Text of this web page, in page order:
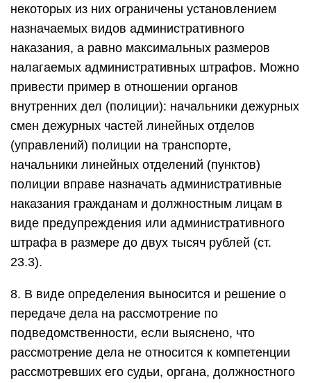
некоторых из них ограничены установлением
назначаемых видов административного
наказания, а равно максимальных размеров
налагаемых административных штрафов. Можно
привести пример в отношении органов
внутренних дел (полиции): начальники дежурных
смен дежурных частей линейных отделов
(управлений) полиции на транспорте,
начальники линейных отделений (пунктов)
полиции вправе назначать административные
наказания гражданам и должностным лицам в
виде предупреждения или административного
штрафа в размере до двух тысяч рублей (ст.
23.3).
8. В виде определения выносится и решение о
передаче дела на рассмотрение по
подведомственности, если выяснено, что
рассмотрение дела не относится к компетенции
рассмотревших его судьи, органа, должностного